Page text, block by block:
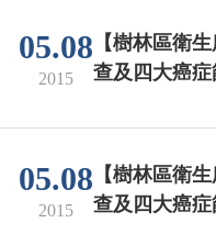
05.08
2015
【樹林區衛
查及四大癌症
05.08
2015
【樹林區衛
查及四大癌症